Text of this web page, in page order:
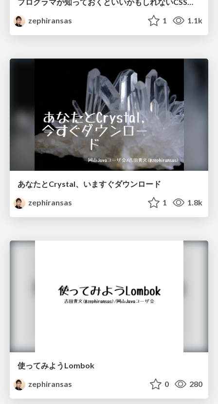
zephiransas
1 1.1k
あなたとCrystal、いますぐダウンロード
zephiransas
1 1.8k
使ってみようLombok
zephiransas
0 280